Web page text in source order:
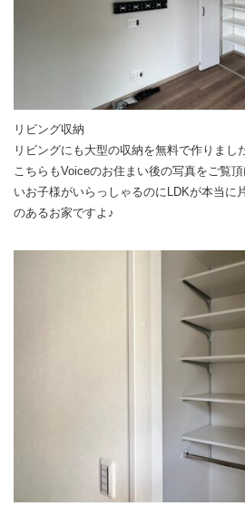
リビング収納
リビングにも大型の収納を無料で作りまし
こちらもVoiceのお住まい後の写真をご覧
いお子様がいらっしゃるのにLDKが本当に
のあるお家ですよ♪